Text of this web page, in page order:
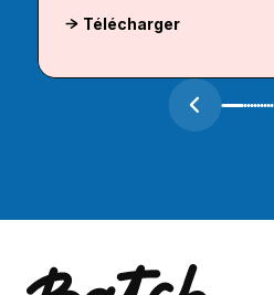
Télécharger